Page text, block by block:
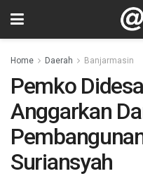
Home Daerah Banjarmasin
Pemko
Anggarkan
Suriansyah